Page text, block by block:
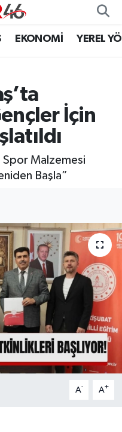
EKONOMİ YEREL
İçin
Spor Malzemesi
Başla”
A- A+
Vakitleri
Fikstür